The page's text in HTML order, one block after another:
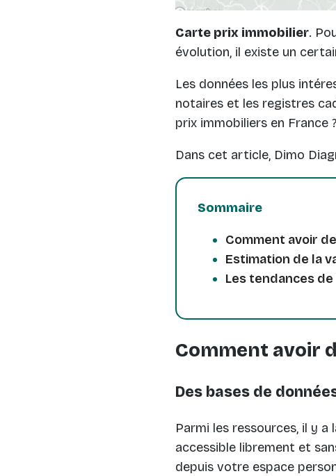
Carte prix immobilier.
évolution, il existe un
Les données les plus
notaires et les registres
prix immobiliers en France ?
Dans cet article, Dimo
Sommaire
Comment avoir
Estimation de la
Les tendances
Comment avoir
Des bases de
Parmi les ressources, il y a
accessible librement et
depuis votre espace